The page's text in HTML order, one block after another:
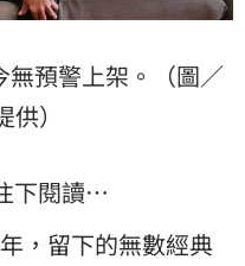
無預警上架。（圖／
）
下閱讀…
，留下的無數經典